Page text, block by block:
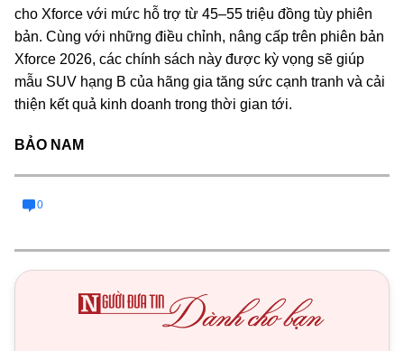
cho Xforce với mức hỗ trợ từ 45–55 triệu đồng tùy phiên
bản. Cùng với những điều chỉnh, nâng cấp trên phiên bản
Xforce 2026, các chính sách này được kỳ vọng sẽ giúp
mẫu SUV hạng B của hãng gia tăng sức cạnh tranh và cải
thiện kết quả kinh doanh trong thời gian tới.
BẢO NAM
0